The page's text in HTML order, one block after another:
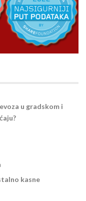
u gradskom i
kasne